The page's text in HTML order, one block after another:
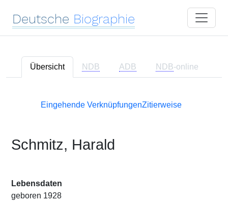
Deutsche Biographie
Übersicht NDB ADB NDB-online
Eingehende VerknüpfungenZitierweise
Schmitz, Harald
Lebensdaten
geboren 1928